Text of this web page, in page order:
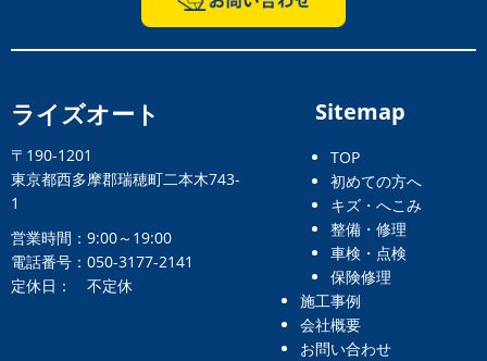
ライズオート
〒190-1201
東京都西多摩郡瑞穂町二本木743-
1
営業時間：9:00～19:00
電話番号：050-3177-2141
定休日： 不定休
Sitemap
TOP
初めての方へ
キズ・へこみ
整備・修理
車検・点検
保険修理
施工事例
会社概要
お問い合わせ